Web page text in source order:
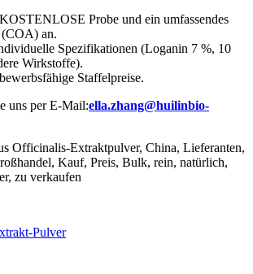
Probe und ein umfassendes
an.
Spezifikationen (Loganin 7 %, 10
Wirkstoffe).
Staffelpreise.
uns per E-Mail:ella.zhang@huilinbio-
Officinalis-Extraktpulver, China, Lieferanten,
Kauf, Preis, Bulk, rein, natürlich,
zu verkaufen
Pulver